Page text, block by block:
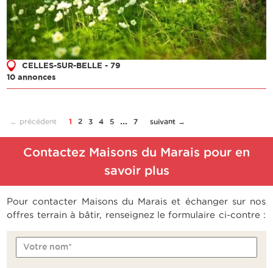
CELLES-SUR-BELLE - 79
10 annonces
← précédent 1 2 3 4 5 ... 7 suivant →
Contactez Maisons du Marais pour en
savoir plus
Pour contacter Maisons du Marais et échanger sur nos
offres terrain à bâtir, renseignez le formulaire ci-contre :
Votre nom*